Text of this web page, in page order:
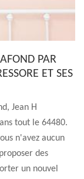
PAR
ET SES
Jean H
tout le 64480.
n'avez aucun
des
un nouvel